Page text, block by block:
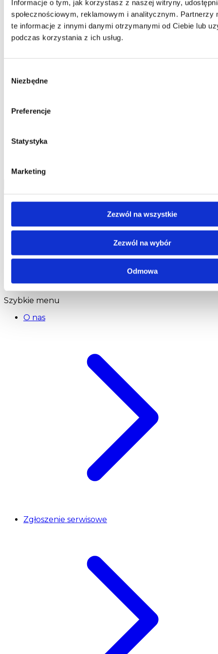
Informacje o tym, jak korzystasz z naszej witryny,
społecznościowym, reklamowym i analitycznym. Partnerzy
te informacje z innymi danymi otrzymanymi od Ciebie lub
podczas korzystania z ich usług.
zgody
Niezbędne
Preferencje
Statystyka
Marketing
Zezwól na wszystkie
Zezwól na wybór
Odmowa
Telefon: 58 309 03 07
E-mail: kontakt@dks.pl
Dział Obsługi Klienta
Telefon: 58 350 66 05
DKS Sp. z o.o.
80-180 Kowale
REGON: 190917946
Centrala
E-mail: serwis@dks.pl
Szybkie menu
O nas
Zgłoszenie serwisowe